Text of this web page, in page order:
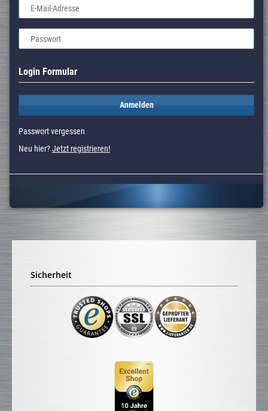
E-Mail-Adresse
Passwort
Login Formular
Anmelden
Passwort vergessen
Neu hier?Jetzt registrieren!
Sicherheit